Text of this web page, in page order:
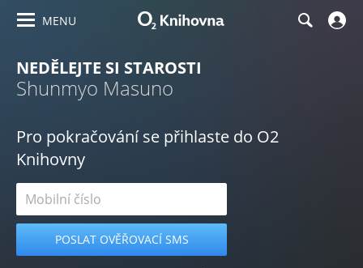
MENU
NEDĚLEJTE SI STAROSTI
Shunmyo Masuno
Pro pokračování se přihlaste do O2
Knihovny